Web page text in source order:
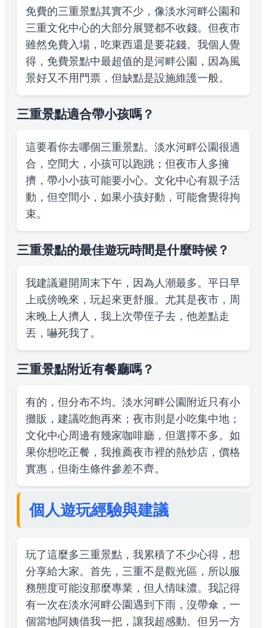
免費的三重景點其實不少，像淡水河畔公園和
三重文化中心的大部分展覽都不收錢。但夜市
雖然免費入場，吃東西還是要花錢。我個人覺
得，免費景點中最超值的是河畔公園，因為風
景好又不用門票，但缺點是設施維護一般。
三重景點適合帶小孩嗎？
這要看你去哪個三重景點。淡水河畔公園很適
合，空間大，小孩可以跑跳；但夜市人多擁
擠，帶小小孩可能要小心。文化中心有親子活
動，但空間小，如果小孩好動，可能會覺得拘
束。
三重景點的最佳遊玩時間是什麼時候？
我建議避開周末下午，因為人潮最多。平日早
上或傍晚來，玩起來更舒服。尤其是夜市，周
末晚上人擠人，我上次帶侄子去，他差點走
丟，嚇死我了。
三重景點附近有餐廳嗎？
有的，但分布不均。淡水河畔公園附近只有小
攤販，建議吃飽再來；夜市則是小吃集中地；
文化中心周邊有幾家咖啡廳，但選擇不多。如
果你想吃正餐，我推薦夜市裡的熱炒店，價格
實惠，但衛生條件參差不齊。
個人遊玩經驗與建議
玩了這麼多三重景點，我累積了不少心得，想
分享給大家。首先，三重不是觀光區，所以服
務態度可能沒那麼專業，但人情味濃。我記得
有一次在淡水河畔公園遇到下雨，沒帶傘，一
個當地阿姨借我一把，讓我超感動。但另一方